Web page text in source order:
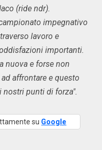
(ride ndr).
impegnativo
lavoro e
importanti.
nuova e forse non
affrontare e questo
nostri punti di forza".
su Google